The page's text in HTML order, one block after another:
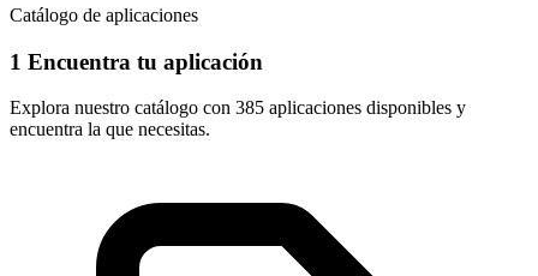
Catálogo de aplicaciones
1 Encuentra tu aplicación
Explora nuestro catálogo con 385 aplicaciones disponibles y
encuentra la que necesitas.